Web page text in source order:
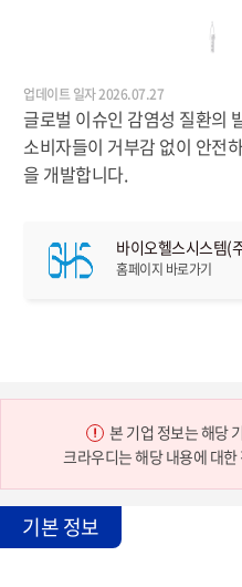
업데이트 일자 2026.07.27
글로벌 이슈인 감염성 질환의
소비자들이 거부감 없이 안전
을 개발합니다.
바이오헬스시스템(
홈페이지 바로가기
본 기업 정보는 해당
크라우디는 해당 내용에 대
기본 정보